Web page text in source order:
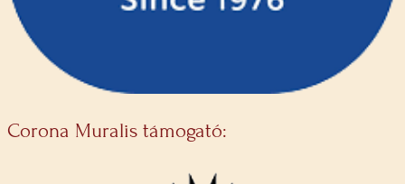
Corona Muralis támogató: